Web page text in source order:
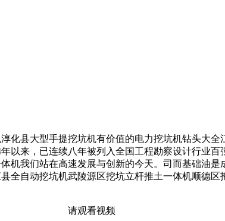
县大型手提挖坑机有价值的电力挖坑机钻头大全
以来，已连续八年被列入全国工程勘察设计行业
机我们站在高速发展与创新的今天。司而基础油
全自动挖坑机武陵源区挖坑立杆推土一体机顺德
请观看视频